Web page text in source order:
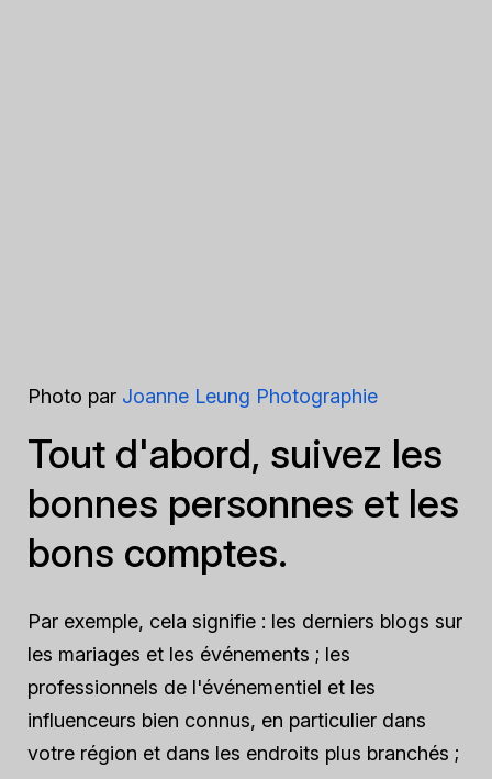
Photo par Joanne Leung Photographie
Tout d'abord, suivez les
bonnes personnes et les
bons comptes.
Par exemple, cela signifie : les derniers blogs sur
les mariages et les événements ; les
professionnels de l'événementiel et les
influenceurs bien connus, en particulier dans
votre région et dans les endroits plus branchés ;